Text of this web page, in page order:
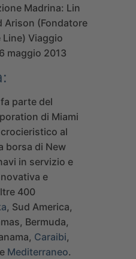
Madrina: Lin
Arison (Fondatore
Line) Viaggio
maggio 2013
fa parte del
di Miami
al
borsa di New
in servizio e
e
400
, Sud America,
Bermuda,
Caraibi,
e Mediterraneo.